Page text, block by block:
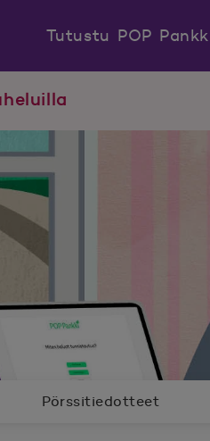
Tutustu POP
Pörssitiedotteet